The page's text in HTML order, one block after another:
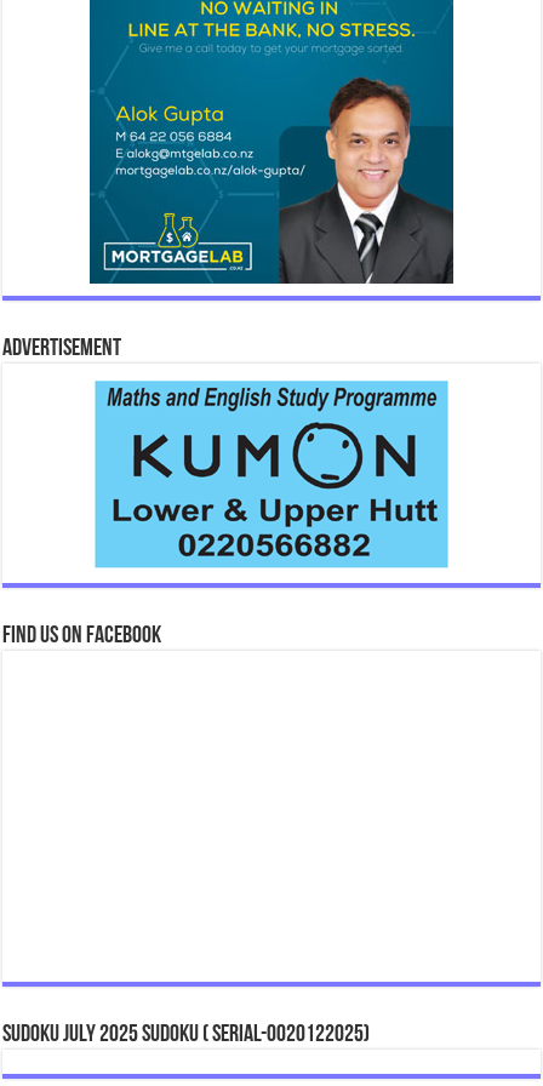
Advertisement
Find us on Facebook
Sudoku July 2025 Sudoku ( Serial-0020122025)